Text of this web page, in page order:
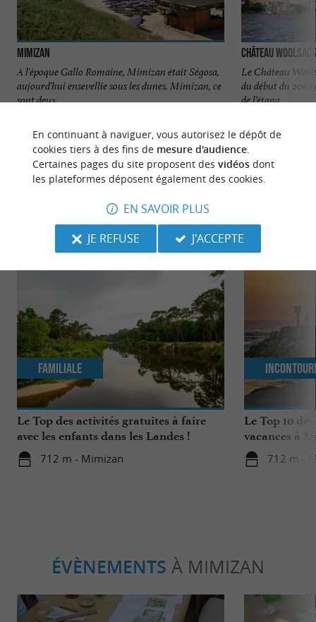
Mimizan
A l'époque Gallo Romaine, Mimizan était Ségosa,
aujourd'hui ensevellie sous les dunes. Mimizan, ce
sont deux ...
712 m - Mimizan
Château Woolsack
Le Château
du début du
de l’étang ...
2,9 km -
NOUS AVONS TESTÉ POUR VOUS
Le Top des activités gratuites à faire
avec les enfants dans les Landes !
712 m - Mimizan
Familiale
Le Top 10
vacances à
712 m -
ÉVÈNEMENTS À MIMIZAN
En continuant à naviguer, vous autorisez le dépôt de
cookies tiers à des fins de mesure d'audience.
Certaines pages du site proposent des vidéosdont
les plateformes déposent également des cookies.
EN SAVOIR PLUS
JE REFUSE
J'ACCEPTE